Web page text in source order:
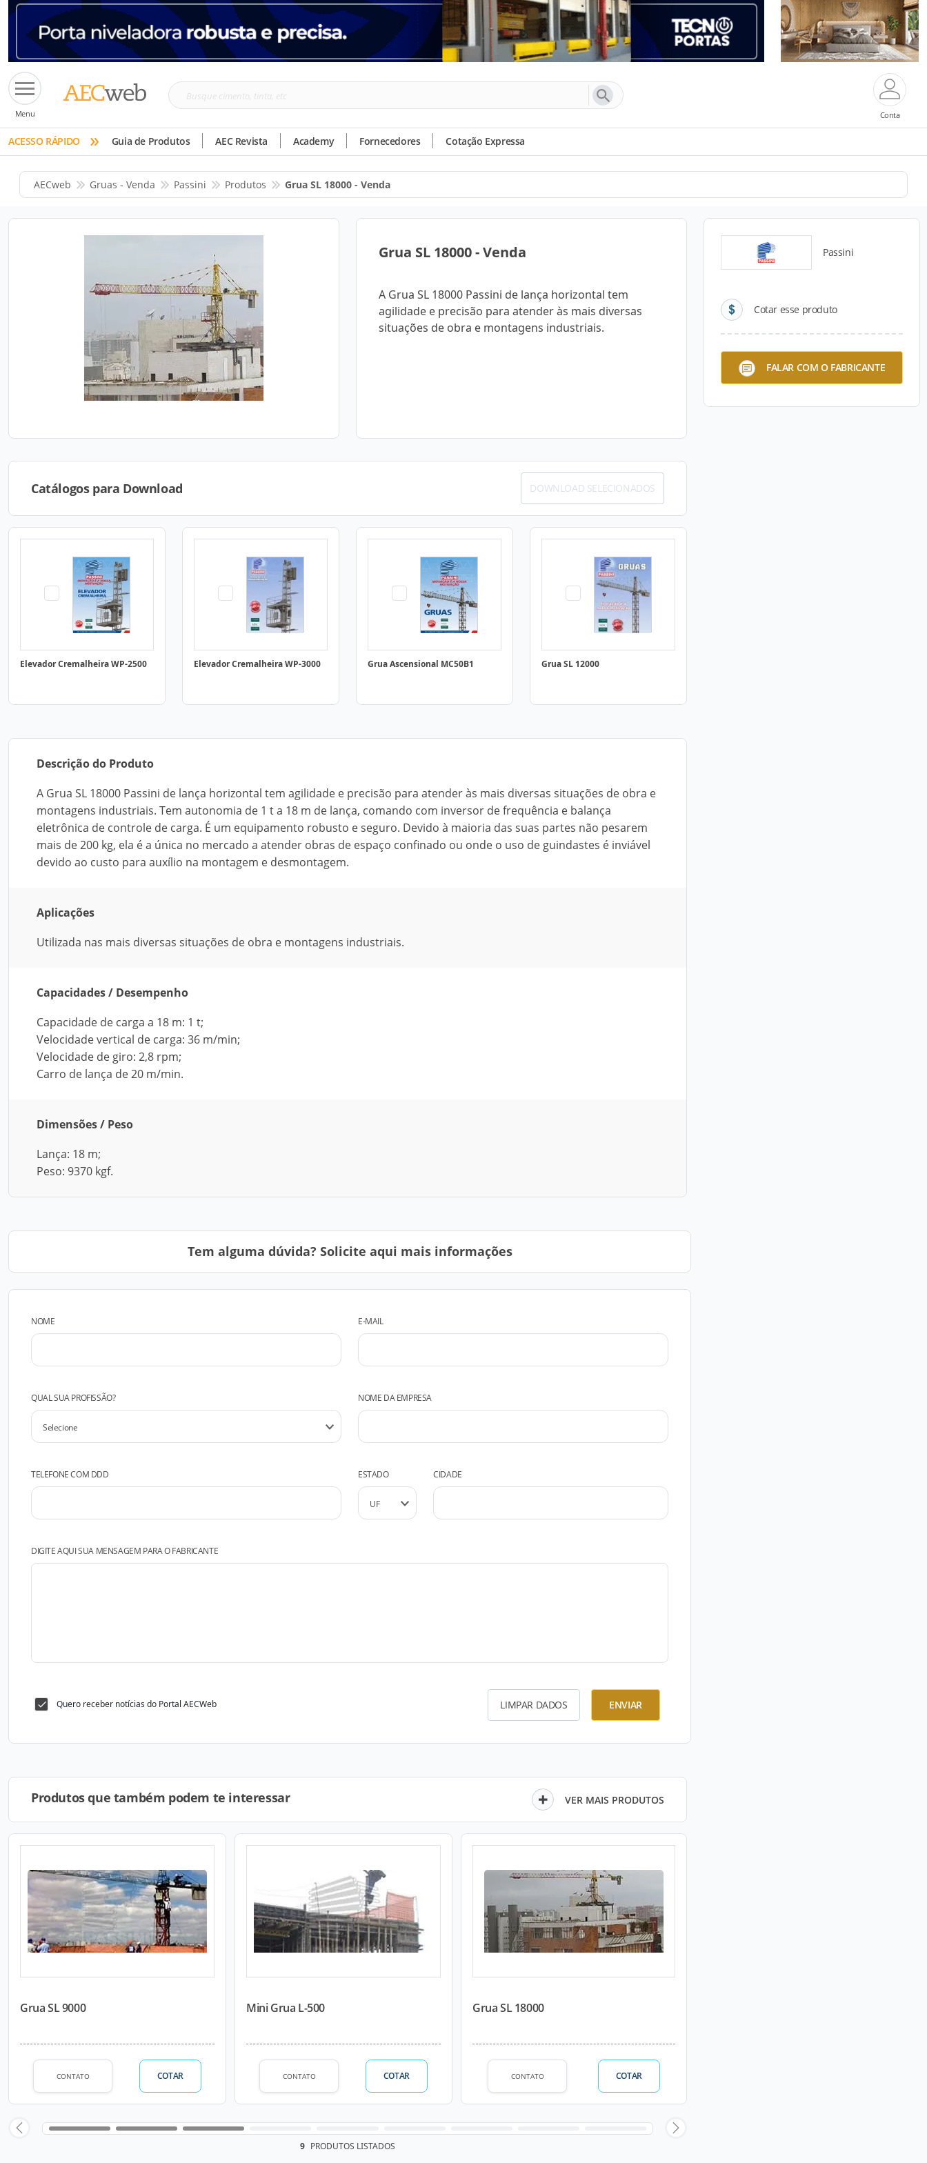
Menu
Busque
tinta,
etc
Conta
ACESSO RÁPIDO » Guia de Produtos AEC Revista Academy Fornecedores Cotação Expressa
AECweb Gruas - Venda Passini Produtos Grua SL 18000 - Venda
Grua SL 18000 - Venda
A Grua SL 18000 Passini de lança horizontal tem
agilidade e precisão para atender às mais diversas
situações de obra e montagens industriais.
Passini
Cotar esse produto
FALAR COM O FABRICANTE
Catálogos para Download DOWNLOAD SELECIONADOS
Elevador Cremalheira WP-2500 Elevador Cremalheira WP-3000 Grua Ascensional MC50B1 Grua SL 12000
Descrição do Produto
A Grua SL 18000 Passini de lança horizontal tem agilidade e precisão para atender às mais diversas situações de obra e
montagens industriais. Tem autonomia de 1 t a 18 m de lança, comando com inversor de frequência e balança
eletrônica de controle de carga. É um equipamento robusto e seguro. Devido à maioria das suas partes não pesarem
mais de 200 kg, ela é a única no mercado a atender obras de espaço confinado ou onde o uso de guindastes é inviável
devido ao custo para auxílio na montagem e desmontagem.
Aplicações
Utilizada nas mais diversas situações de obra e montagens industriais.
Capacidades / Desempenho
Capacidade de carga a 18 m: 1 t;
Velocidade vertical de carga: 36 m/min;
Velocidade de giro: 2,8 rpm;
Carro de lança de 20 m/min.
Dimensões / Peso
Lança: 18 m;
Peso: 9370 kgf.
Tem alguma dúvida? Solicite aqui mais informações
NOME E-MAIL
QUAL SUA PROFISSÃO? NOME DA EMPRESA
TELEFONE COM DDD ESTADO CIDADE
DIGITE AQUI SUA MENSAGEM PARA O FABRICANTE
Quero receber notícias do Portal AECWeb LIMPAR DADOS ENVIAR
Produtos que também podem te interessar VER MAIS PRODUTOS
Grua SL 9000
CONTATO COTAR
Mini Grua L-500
CONTATO COTAR
Grua SL 18000
CONTATO COTAR
9 PRODUTOS LISTADOS